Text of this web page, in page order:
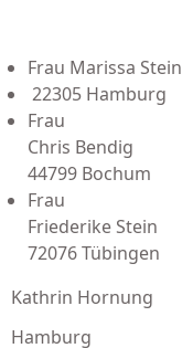
Frau Marissa Stein
22305 Hamburg
Frau
Chris Bendig
44799 Bochum
Frau
Friederike Stein
72076 Tübingen
Kathrin Hornung
Hamburg